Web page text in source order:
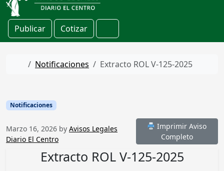
Publicar Cotizar
Cart
Home
Notificaciones Extracto ROL V-125-2025
Notificaciones
Marzo 16, 2026 by Avisos Legales
Diario El Centro
Imprimir Aviso
Completo
Extracto ROL V-125-2025